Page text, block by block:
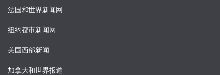
法国和世界新闻网
纽约都市新闻网
美国西部新闻
加拿大和世界报道